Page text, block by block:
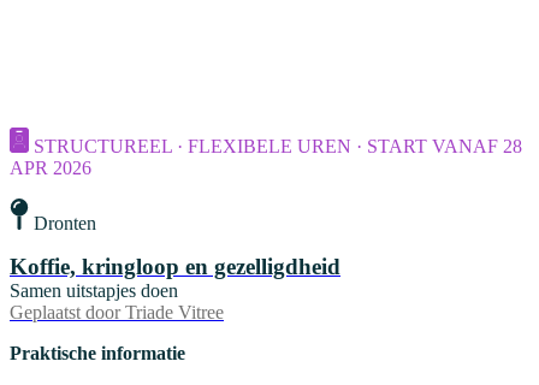
STRUCTUREEL · FLEXIBELE UREN · START VANAF 28
APR 2026
Dronten
Koffie, kringloop en gezelligdheid
Samen uitstapjes doen
Geplaatst door Triade Vitree
Praktische informatie